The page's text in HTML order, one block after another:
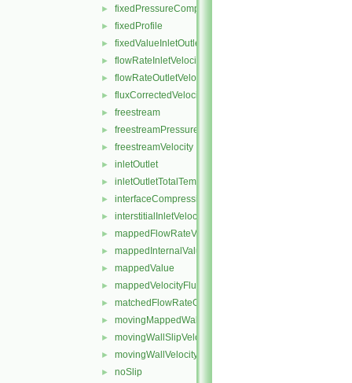
► fixedPressureCompressibleDensity
► fixedProfile
► fixedValueInletOutlet
► flowRateInletVelocity
► flowRateOutletVelocity
► fluxCorrectedVelocity
► freestream
► freestreamPressure
► freestreamVelocity
► inletOutlet
► inletOutletTotalTemperature
► interfaceCompression
► interstitialInletVelocity
► mappedFlowRateVelocity
► mappedInternalValue
► mappedValue
► mappedVelocityFlux
► matchedFlowRateOutletVelocity
► movingMappedWallVelocity
► movingWallSlipVelocity
► movingWallVelocity
► noSlip